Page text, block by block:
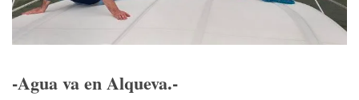
-Agua va en Alqueva.-